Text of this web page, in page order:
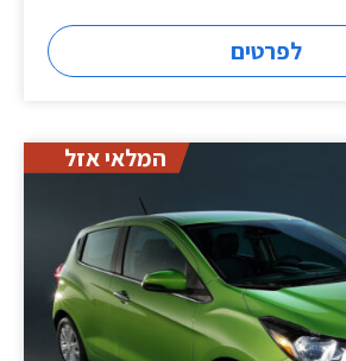
לפרטים
המלאי אזל